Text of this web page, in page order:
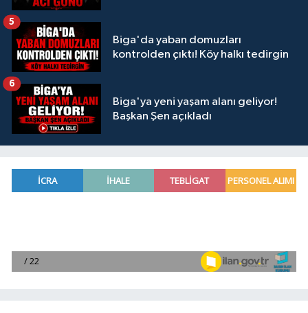
Biga'da yaban domuzları
kontrolden çıktı! Köy halkı tedirgin
5
Biga'ya yeni yaşam alanı geliyor!
Başkan Şen açıkladı
6